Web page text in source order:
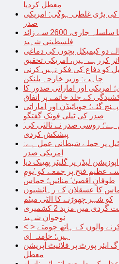
معطل کردیا
کی بڑی غلطی ہوگی: امریکی
صدر
غزہ پر اسرائیلی جارحیت کا سلسلہ جاری، 2600 سے زائد
فلسطینی شہید
دو کیمیکل بچوں کی دماغی
کررہے ہیں، امریکی تحقیق
کو دفاع کی فکر نہیں کرنی
چاہیے: وزیر خارجہ بلنکن
امریکی اور اماراتی صدور کا
کے جلد خاتمے پر اتفاق
گئے؛ جوبائیڈن اور اماراتی
صدر کی ٹیلی فونک گفتگو
’آزاد ریاست فلسطینیوں کا حق ہے‘؛ روسی صدر نے ثالثی کی
پیشکش کردی
پر حملے شیطانی عمل ہے:
امریکی صدر
لیڈر پر گلیٹر پھینک دیا
عظیم فتح پر جمعے کو ’یومِ
طوفانِ اقصیٰ‘ منائیں؛ حماس
کا عسقلان کے رہائشیوں
کو شہر چھوڑنے کا الٹی میٹم
بھارتی فوج کی ریاستی دہشت گردی میں مزید 2 کشمیری
نوجوان شہید
< > صیہونی حکومت پر حملہ کرنے والوں کے ہاتھ چومتے
ہیں؛ خامنہ ای
پورٹ پر فلائیٹ آپریشن
معطل